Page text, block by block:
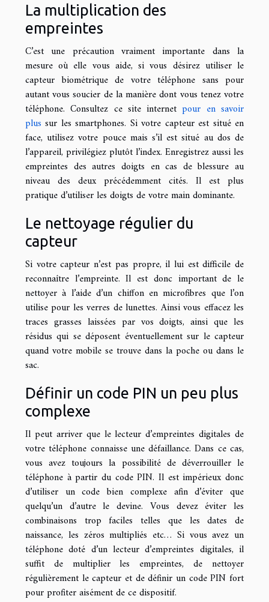
La multiplication des
empreintes
C’est une précaution vraiment importante dans la
mesure où elle vous aide, si vous désirez utiliser le
capteur biométrique de votre téléphone sans pour
autant vous soucier de la manière dont vous tenez votre
téléphone. Consultez ce site internetpour en savoir
plus sur les smartphones. Si votre capteur est situé en
face, utilisez votre pouce mais s’il est situé au dos de
l’appareil, privilégiez plutôt l’index. Enregistrez aussi les
empreintes des autres doigts en cas de blessure au
niveau des deux précédemment cités. Il est plus
pratique d’utiliser les doigts de votre main dominante.
Le nettoyage régulier du
capteur
Si votre capteur n’est pas propre, il lui est difficile de
reconnaître l’empreinte. Il est donc important de le
nettoyer à l’aide d’un chiffon en microfibres que l’on
utilise pour les verres de lunettes. Ainsi vous effacez les
traces grasses laissées par vos doigts, ainsi que les
résidus qui se déposent éventuellement sur le capteur
quand votre mobile se trouve dans la poche ou dans le
sac.
Définir un code PIN un peu plus
complexe
Il peut arriver que le lecteur d’empreintes digitales de
votre téléphone connaisse une défaillance. Dans ce cas,
vous avez toujours la possibilité de déverrouiller le
téléphone à partir du code PIN. Il est impérieux donc
d’utiliser un code bien complexe afin d’éviter que
quelqu’un d’autre le devine. Vous devez éviter les
combinaisons trop faciles telles que les dates de
naissance, les zéros multipliés etc… Si vous avez un
téléphone doté d’un lecteur d’empreintes digitales, il
suffit de multiplier les empreintes, de nettoyer
régulièrement le capteur et de définir un code PIN fort
pour profiter aisément de ce dispositif.